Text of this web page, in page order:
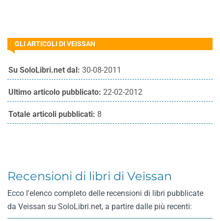
GLI ARTICOLI DI VEISSAN
Su SoloLibri.net dal: 30-08-2011
Ultimo articolo pubblicato: 22-02-2012
Totale articoli pubblicati: 8
Recensioni di libri di Veissan
Ecco l'elenco completo delle recensioni di libri pubblicate
da Veissan su SoloLibri.net, a partire dalle più recenti: